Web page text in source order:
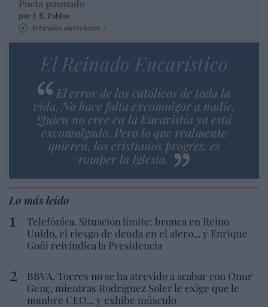
Poeta pasmado
por J. R. Pablos
Artículos anteriores
El Reinado Eucarístico
El error de los católicos de toda la
vida. No hace falta excomulgar a nadie.
Quien no cree en la Eucaristía ya está
excomulgado. Pero lo que realmente
quieren, los cristianos progres, es
romper la Iglesia.
Lo más leído
Telefónica. Situación límite: bronca en Reino
Unido, el riesgo de deuda en el alero... y Enrique
Goñi reivindica la Presidencia
BBVA. Torres no se ha atrevido a acabar con Onur
Genç, mientras Rodríguez Soler le exige que le
nombre CEO... y exhibe músculo